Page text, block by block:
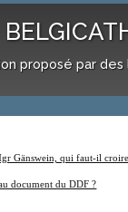
proposé par
Gänswein, qui faut-il
document du DDF ?